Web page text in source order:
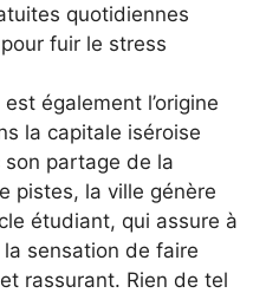
quotidiennes
fuir le stress
également l’origine
la capitale iséroise
son partage de la
pistes, la ville génère
étudiant, qui assure à
sensation de faire
rassurant. Rien de tel